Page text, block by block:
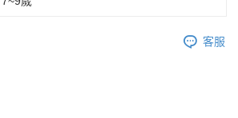
客服